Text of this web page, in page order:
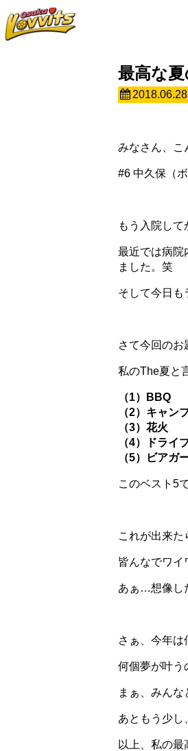
最高な夏
2018.06.28
みなさん、こ
#6 中久保（ボ
もう入院して
最近では病院
ました。笑
そして今日も
さて今回のお
私のThe夏と
（1）BBQ
（2）キャン
（3）花火
（4）ドライ
（5）ビアガ
このベスト5
これが出来た
皆んなでワイ
あぁ…想像し
さぁ、今年は
何個夢が叶う
まぁ、みんな
あともう少し
以上、私の最